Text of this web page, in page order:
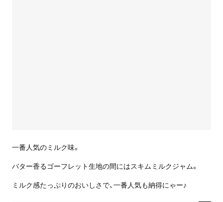
一番人気のミルク味。
バター香るゴーフレット生地の間にはスキムミルクジャム。
ミルク感たっぷりのおいしさで、一番人気も納得にゃー♪